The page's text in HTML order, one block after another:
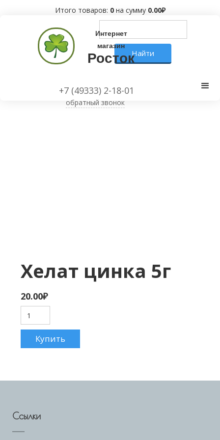
Итого товаров: 0 на сумму 0.00₽
Интернет
магазин
Росток
+7 (49333) 2-18-01
обратный звонок
Хелат цинка 5г
20.00₽
Ссылки